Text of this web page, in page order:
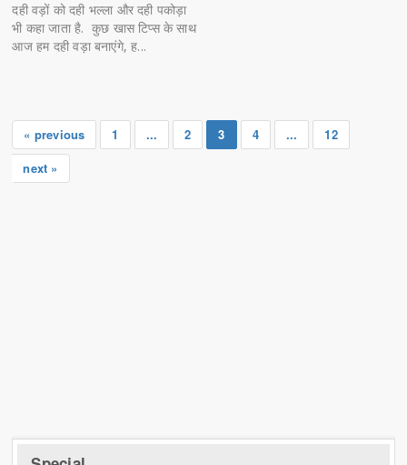
दही वड़ों को दही भल्ला और दही पकोड़ा
भी कहा जाता है. कुछ खास टिप्स के साथ
आज हम दही वड़ा बनाएंगे, ह...
« previous 1 ... 2 3 4 ...
12
next »